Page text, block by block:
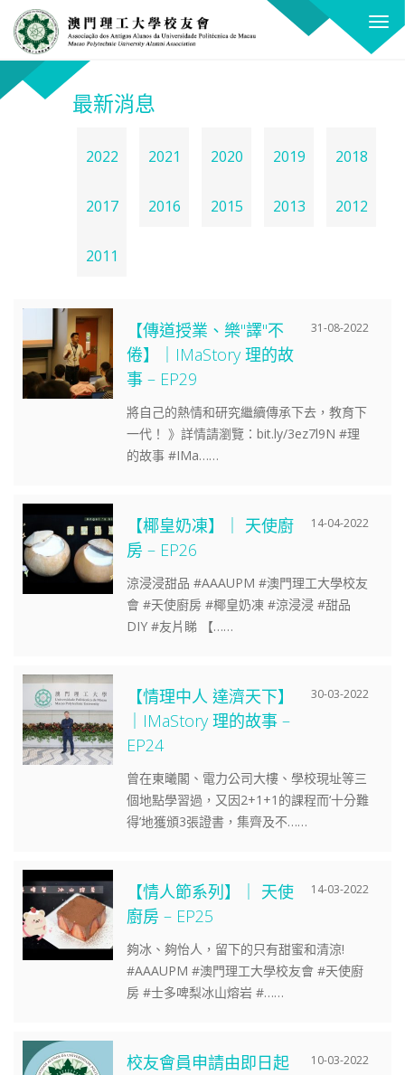
關
閉
T
o
最新消息
2022 2021 2020 2019 2018
2017 2016 2015 2013 2012
2011
【傳道授業、樂"譯"不
倦】｜IMaStory 理的故
事 – EP29
31-08-2022
將自己的熱情和研究繼續傳承下去，教育下
一代！ 》詳情請瀏覽：bit.ly/3ez7l9N #理
的故事 #IMa……
【椰皇奶凍】｜ 天使廚
房 – EP26
14-04-2022
涼浸浸甜品 #AAAUPM #澳門理工大學校友
會 #天使廚房 #椰皇奶凍 #涼浸浸 #甜品
DIY #友片睇 【……
【情理中人 達濟天下】
｜IMaStory 理的故事 –
EP24
30-03-2022
曾在東曦閣、電力公司大樓、學校現址等三
個地點學習過，又因2+1+1的課程而‘十分難
得’地獲頒3張證書，集齊及不……
【情人節系列】｜ 天使
廚房 – EP25
14-03-2022
夠冰、夠怡人，留下的只有甜蜜和清涼!
#AAAUPM #澳門理工大學校友會 #天使廚
房 #士多啤梨冰山熔岩 #……
校友會員申請由即日起
10-03-2022